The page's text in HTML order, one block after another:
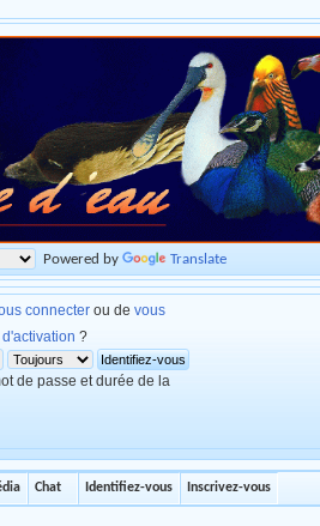
Powered by Translate
connecter ou de vous
?
de passe et durée de la
Chat Identifiez-vous Inscrivez-vous